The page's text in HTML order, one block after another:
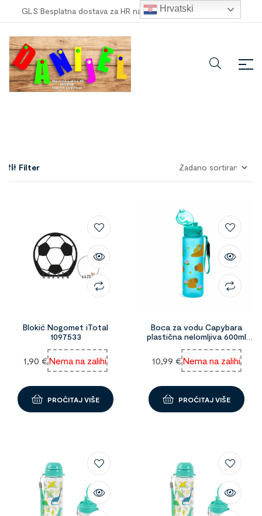
GLS Besplatna dostava za HR narudžbe veće od 100,00 €
Filter
Blokić Nogomet iTotal
1097533
1,90 €Nema na zalihi
PROČITAJ VIŠE
Boca za vodu Capybara
plastična nelomljiva 600ml
10,99 €Nema na zalihi
PROČITAJ VIŠE
Hrvatski